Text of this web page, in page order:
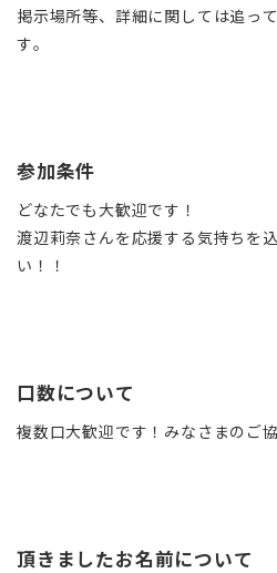
掲示場所等、詳細に関しては追っ
す。
参加条件
どなたでも大歓迎です！
渡辺莉奈さんを応援する気持ちを
い！！
口数について
複数口大歓迎です！みなさまのご
頂きましたお名前について